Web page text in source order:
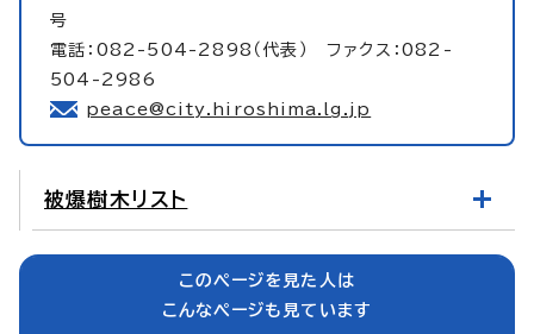
号
電話：082-504-2898（代表） ファクス：082-
504-2986
peace@city.hiroshima.lg.jp
被爆樹木リスト
このページを見た人は
こんなページも見ています